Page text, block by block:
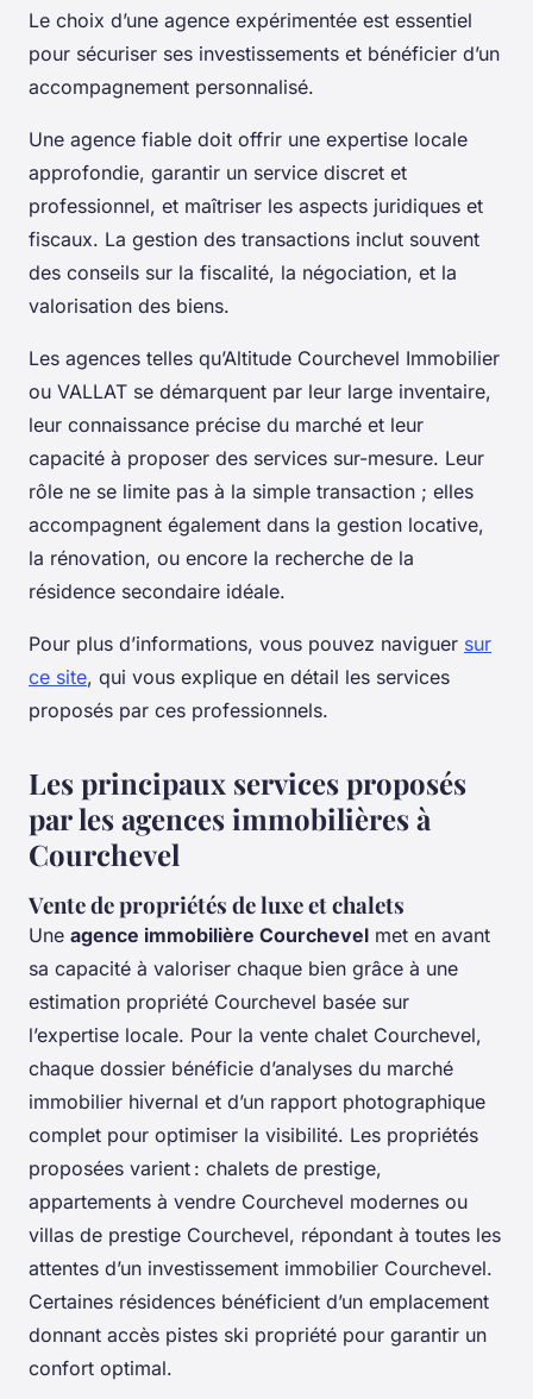
Le choix d’une agence expérimentée est essentiel
pour sécuriser ses investissements et bénéficier d’un
accompagnement personnalisé.
Une agence fiable doit offrir une expertise locale
approfondie, garantir un service discret et
professionnel, et maîtriser les aspects juridiques et
fiscaux. La gestion des transactions inclut souvent
des conseils sur la fiscalité, la négociation, et la
valorisation des biens.
Les agences telles qu’Altitude Courchevel Immobilier
ou VALLAT se démarquent par leur large inventaire,
leur connaissance précise du marché et leur
capacité à proposer des services sur-mesure. Leur
rôle ne se limite pas à la simple transaction ; elles
accompagnent également dans la gestion locative,
la rénovation, ou encore la recherche de la
résidence secondaire idéale.
Pour plus d’informations, vous pouvez naviguer sur
ce site, qui vous explique en détail les services
proposés par ces professionnels.
Les principaux services proposés
par les agences immobilières à
Courchevel
Vente de propriétés de luxe et chalets
Une agence immobilière Courchevel met en avant
sa capacité à valoriser chaque bien grâce à une
estimation propriété Courchevel basée sur
l’expertise locale. Pour la vente chalet Courchevel,
chaque dossier bénéficie d’analyses du marché
immobilier hivernal et d’un rapport photographique
complet pour optimiser la visibilité. Les propriétés
proposées varient : chalets de prestige,
appartements à vendre Courchevel modernes ou
villas de prestige Courchevel, répondant à toutes les
attentes d’un investissement immobilier Courchevel.
Certaines résidences bénéficient d’un emplacement
donnant accès pistes ski propriété pour garantir un
confort optimal.